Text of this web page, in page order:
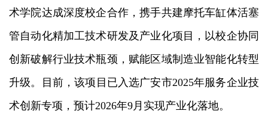
术学院达成深度校企合作，携手共建摩托车缸体活塞
管自动化精加工技术研发及产业化项目，以校企协同
创新破解行业技术瓶颈，赋能区域制造业智能化转型
升级。目前，该项目已入选广安市2025年服务企业技
术创新专项，预计2026年9月实现产业化落地。